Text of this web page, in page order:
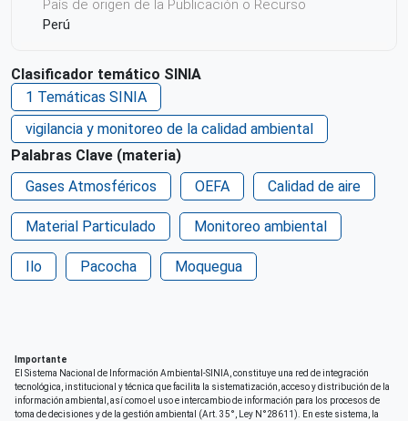
País de origen de la Publicación o Recurso
Perú
Acceso irrestricto a todo su contenido
Clasificador temático SINIA
1 Temáticas SINIA
vigilancia y monitoreo de la calidad ambiental
Palabras Clave (materia)
Gases Atmosféricos
OEFA Calidad de aire
Material Particulado Monitoreo ambiental
Ilo Pacocha Moquegua
Importante
El Sistema Nacional de Información Ambiental-SINIA, constituye una red de integración
tecnológica, institucional y técnica que facilita la sistematización, acceso y distribución de la
información ambiental, así como el uso e intercambio de información para los procesos de
toma de decisiones y de la gestión ambiental (Art. 35°, Ley N°28611). En este sistema, la